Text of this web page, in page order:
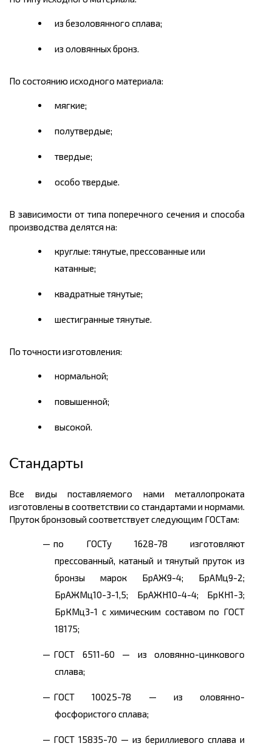
из безоловянного сплава;
из оловянных бронз.
По состоянию исходного материала:
мягкие;
полутвердые;
твердые;
особо твердые.
В зависимости от типа поперечного сечения и способа
производства делятся на:
круглые: тянутые, прессованные или
катанные;
квадратные тянутые;
шестигранные тянутые.
По точности изготовления:
нормальной;
повышенной;
высокой.
Стандарты
Все виды поставляемого нами металлопроката
изготовлены в соответствии со стандартами и нормами.
Пруток бронзовый соответствует следующим ГОСТам:
по ГОСТу 1628-78 изготовляют
прессованный, катаный и тянутый пруток из
бронзы марок БрАЖ9-4; БрАМц9-2;
БрАЖМц10-3-1,5; БрАЖН10-4-4; БрКН1-3;
БрКМц3-1 с химическим составом по ГОСТ
18175;
ГОСТ 6511-60 — из оловянно-цинкового
сплава;
ГОСТ 10025-78 — из оловянно-
фосфористого сплава;
ГОСТ 15835-70 — из бериллиевого сплава и